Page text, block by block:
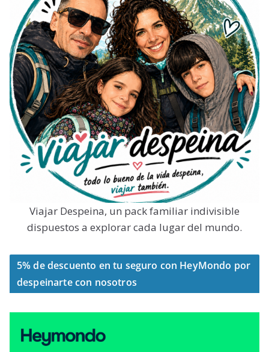
Viajar Despeina, un pack familiar indivisible
dispuestos a explorar cada lugar del mundo.
5% de descuento en tu seguro con HeyMondo por
despeinarte con nosotros